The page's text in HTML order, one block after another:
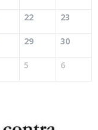
22 23
29 30
5 6